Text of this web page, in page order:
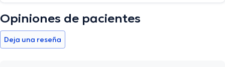
Opiniones de pacientes
Deja una reseña